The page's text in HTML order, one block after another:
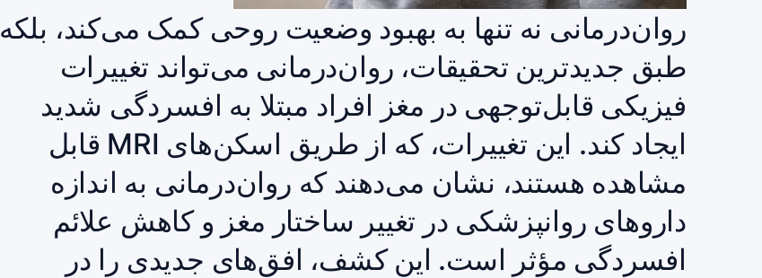
روان‌درمانی نه تنها به بهبود وضعیت روحی کمک می‌کند، بلکه
طبق جدیدترین تحقیقات، روان‌درمانی می‌تواند تغییرات
فیزیکی قابل‌توجهی در مغز افراد مبتلا به افسردگی شدید
ایجاد کند. این تغییرات، که از طریق اسکن‌های MRI قابل
مشاهده هستند، نشان می‌دهند که روان‌درمانی به اندازه
داروهای روانپزشکی در تغییر ساختار مغز و کاهش علائم
افسردگی مؤثر است. این کشف، افق‌های جدیدی را در